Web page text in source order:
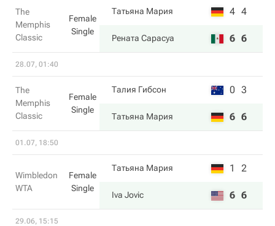
The
Memphis
Classic
Female
Single
Татьяна Мария 4 4
Рената Сарасуа 6 6
28.07, 01:40
The
Memphis
Classic
Female
Single
Талия Гибсон 0 3
Татьяна Мария 6 6
01.07, 18:50
Wimbledon
WTA
Female
Single
Татьяна Мария 1 2
Iva Jovic 6 6
29.06, 15:15